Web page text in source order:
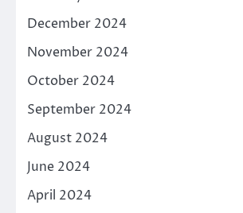
December 2024
November 2024
October 2024
September 2024
August 2024
June 2024
April 2024